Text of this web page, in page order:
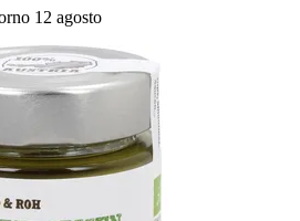
12 agosto